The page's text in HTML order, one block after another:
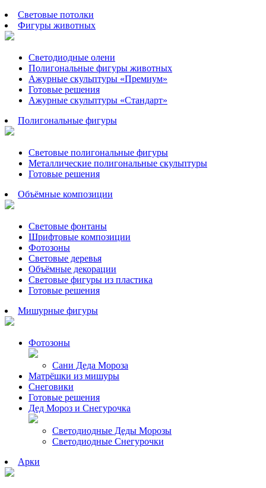
Световые потолки
Фигуры животных
Светодиодные олени
Полигональные фигуры животных
Ажурные скульптуры «Премиум»
Готовые решения
Ажурные скульптуры «Стандарт»
Полигональные фигуры
Световые полигональные фигуры
Металлические полигональные скульптуры
Готовые решения
Объёмные композиции
Световые фонтаны
Шрифтовые композиции
Фотозоны
Световые деревья
Объёмные декорации
Световые фигуры из пластика
Готовые решения
Мишурные фигуры
Фотозоны
Сани Деда Мороза
Матрёшки из мишуры
Снеговики
Готовые решения
Дед Мороз и Снегурочка
Светодиодные Деды Морозы
Светодиодные Снегурочки
Арки